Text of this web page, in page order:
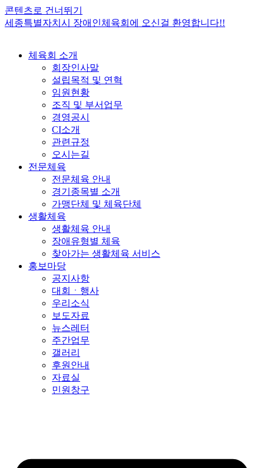
콘텐츠로 건너뛰기
세종특별자치시 장애인체육회에 오신걸 환영합니다!!
체육회 소개
회장인사말
설립목적 및 연혁
임원현황
조직 및 부서업무
경영공시
CI소개
관련규정
오시는길
전문체육
전문체육 안내
경기종목별 소개
가맹단체 및 체육단체
생활체육
생활체육 안내
장애유형별 체육
찾아가는 생활체육 서비스
홍보마당
공지사항
대회ㆍ행사
우리소식
보도자료
뉴스레터
주간업무
갤러리
후원안내
자료실
민원창구